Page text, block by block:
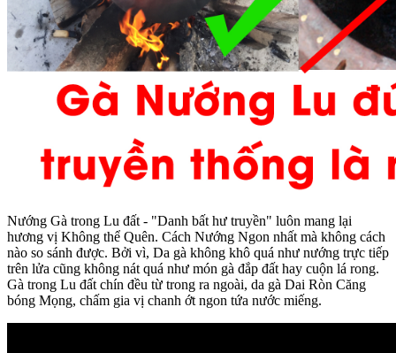
Nướng Gà trong Lu đất - "Danh bất hư truyền" luôn mang lại
hương vị Không thể Quên. Cách Nướng Ngon nhất mà không cách
nào so sánh được. Bởi vì, Da gà không khô quá như nướng trực tiếp
trên lửa cũng không nát quá như món gà đắp đất hay cuộn lá rong.
Gà trong Lu đất chín đều từ trong ra ngoài, da gà Dai Ròn Căng
bóng Mọng, chấm gia vị chanh ớt ngon tứa nước miếng.